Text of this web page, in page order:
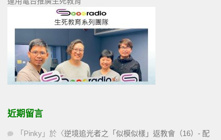
近期留言
「 Pinky 」於〈逆境追光者之「似模似樣」返教會（16）- 配